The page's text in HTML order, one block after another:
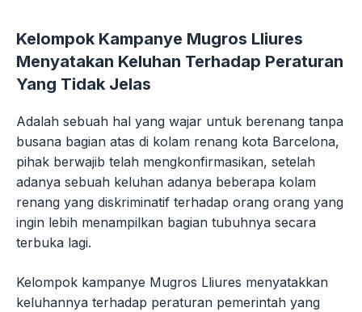
Kelompok Kampanye Mugros Lliures
Menyatakan Keluhan Terhadap Peraturan
Yang Tidak Jelas
Adalah sebuah hal yang wajar untuk berenang tanpa
busana bagian atas di kolam renang kota Barcelona,
pihak berwajib telah mengkonfirmasikan, setelah
adanya sebuah keluhan adanya beberapa kolam
renang yang diskriminatif terhadap orang orang yang
ingin lebih menampilkan bagian tubuhnya secara
terbuka lagi.
Kelompok kampanye Mugros Lliures menyatakkan
keluhannya terhadap peraturan pemerintah yang